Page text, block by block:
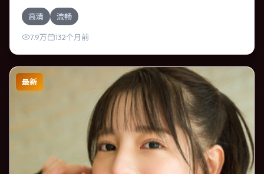
奇幻作品，故事从日常裂缝切入，逐步推向不可逆转的结
局；视听语言统一，情感落点克制有力。
高清 流畅
7.9万 132个月前
最新